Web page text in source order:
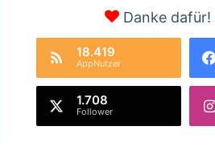
Danke dafür!
18.419
AppNutzer
1.708
Follower